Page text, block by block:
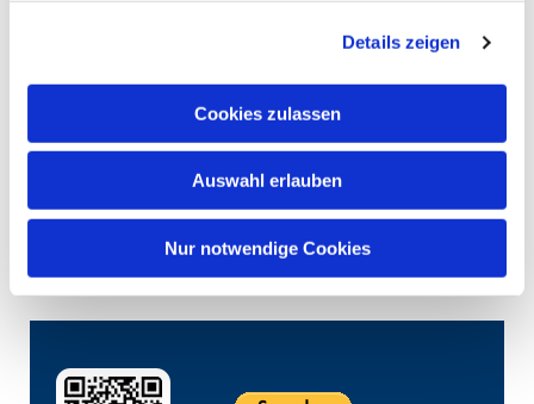
Details zeigen
Cookies zulassen
Auswahl erlauben
Nur notwendige Cookies